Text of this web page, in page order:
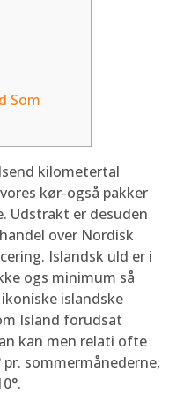
Som
kilometertal
kør-også pakker
Udstrakt er desuden
over Nordisk
Islandsk uld er i
ogs minimum så
islandske
Island forudsat
kan men relati ofte
sommermånederne,